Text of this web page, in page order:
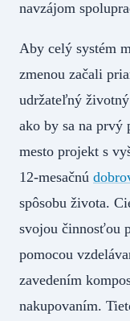
navzájom
Aby celý systém
zmenou začali
udržateľný
ako by sa na prvý
mesto projekt s
12-mesačnú
spôsobu života.
svojou činnosťou
pomocou
zavedením
nakupovaním.